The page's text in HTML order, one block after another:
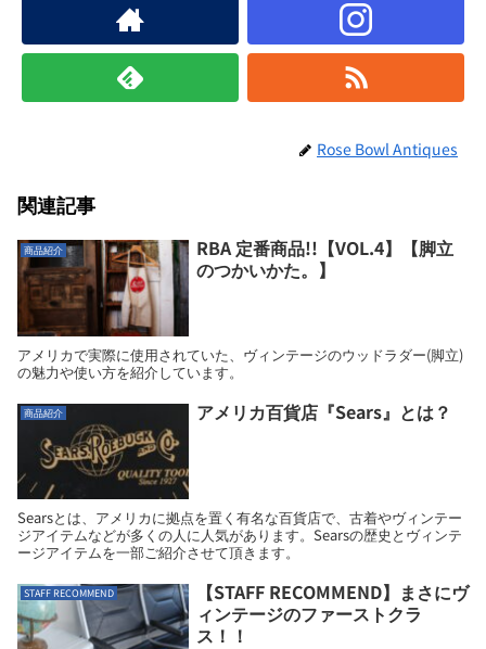
Rose Bowl Antiques
関連記事
商品紹介
RBA 定番商品!!【VOL.4】【脚立
のつかいかた。】
アメリカで実際に使用されていた、ヴィンテージのウッドラダー(脚立)
の魅力や使い方を紹介しています。
商品紹介 アメリカ百貨店『Sears』とは？
Searsとは、アメリカに拠点を置く有名な百貨店で、古着やヴィンテー
ジアイテムなどが多くの人に人気があります。Searsの歴史とヴィンテ
ージアイテムを一部ご紹介させて頂きます。
STAFF RECOMMEND
【STAFF RECOMMEND】まさにヴ
ィンテージのファーストクラ
ス！！